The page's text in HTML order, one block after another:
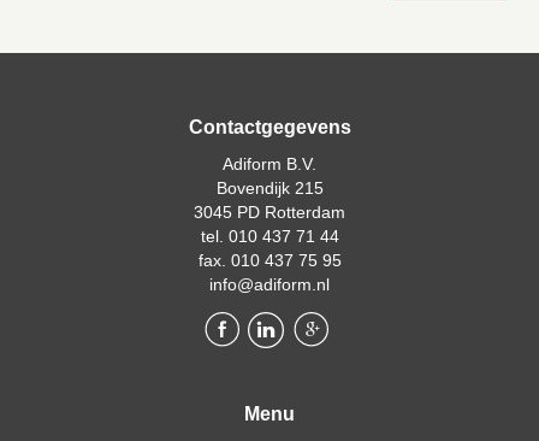
Contactgegevens
Adiform B.V.
Bovendijk 215
3045 PD Rotterdam
tel. 010 437 71 44
fax. 010 437 75 95
info@adiform.nl
Menu